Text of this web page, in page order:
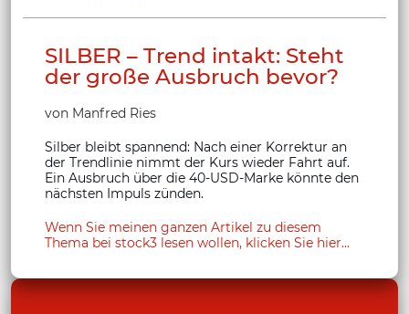
SILBER – Trend intakt: Steht
der große Ausbruch bevor?
von Manfred Ries
Silber bleibt spannend: Nach einer Korrektur an
der Trendlinie nimmt der Kurs wieder Fahrt auf.
Ein Ausbruch über die 40-USD-Marke könnte den
nächsten Impuls zünden.
Wenn Sie meinen ganzen Artikel zu diesem
Thema bei stock3 lesen wollen, klicken Sie hier...